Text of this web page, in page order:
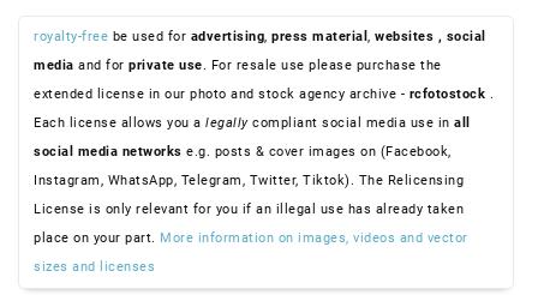
royalty-free be used for advertising, press material , websites , social
media and for private use. For resale use please purchase the
extended license in our photo and stock agency archive - rcfotostock .
Each license allows you a legallycompliant social media use in all
social media networks e.g. posts & cover images on (Facebook,
Instagram, WhatsApp, Telegram, Twitter, Tiktok). The Relicensing
License is only relevant for you if an illegal use has already taken
place on your part. More information on images, videos and vector
sizes and licenses